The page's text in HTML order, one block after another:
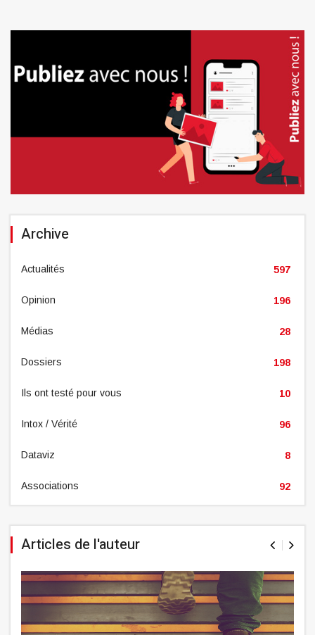
Archive
Actualités 597
Opinion 196
Médias 28
Dossiers 198
Ils ont testé pour vous 10
Intox / Vérité 96
Dataviz 8
Associations 92
Articles de l'auteur